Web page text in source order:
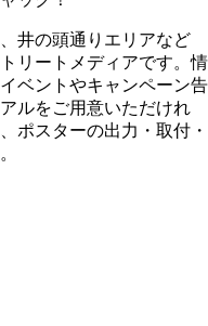
井の頭通りエリアなど
リートメディアです。情
ベントやキャンペーン告
ルをご用意いただけれ
ポスターの出力・取付・